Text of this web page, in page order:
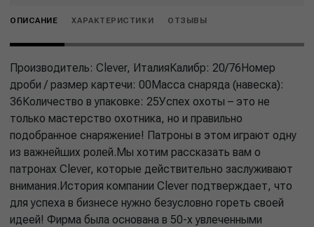
ОПИСАНИЕ ХАРАКТЕРИСТИКИ ОТЗЫВЫ
Производитель: Clever, ИталияКалибр: 20/76Номер
дроби / размер картечи: 00Масса снаряда (навеска):
36Количество в упаковке: 25Успех охоты – это не
только мастерство охотника, но и правильно
подобранное снаряжение! Патроны в этом играют одну
из важнейших ролей.Мы хотим рассказать вам о
патронах Clever, которые действительно заслуживают
внимания.История компании Clever подтверждает, что
для успеха в бизнесе нужно безусловно гореть своей
идеей! Фирма была основана в 50-х увлеченными